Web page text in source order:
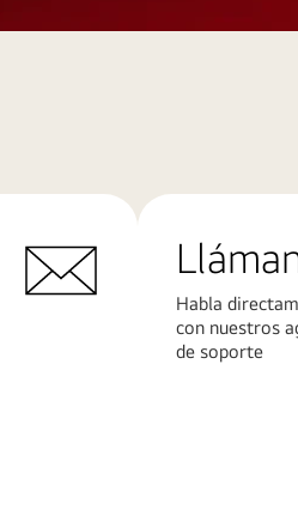
Habla
con nuestros
de soporte